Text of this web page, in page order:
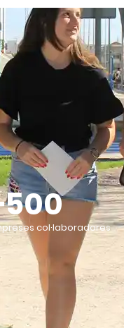
col·laboradores